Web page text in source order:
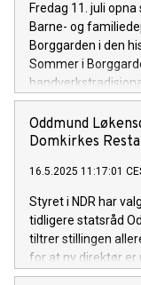
Fredag 11. juli
Barne- og
Borggarden i den
Sommer i
fortid og framtid i
opninga.
Oddmund
Domkirkes
16.5.2025 11:17:01
Styret i NDR har
tidligere statsråd
tiltrer stillingen
for at ny direktør er
Oddmund Hoel er